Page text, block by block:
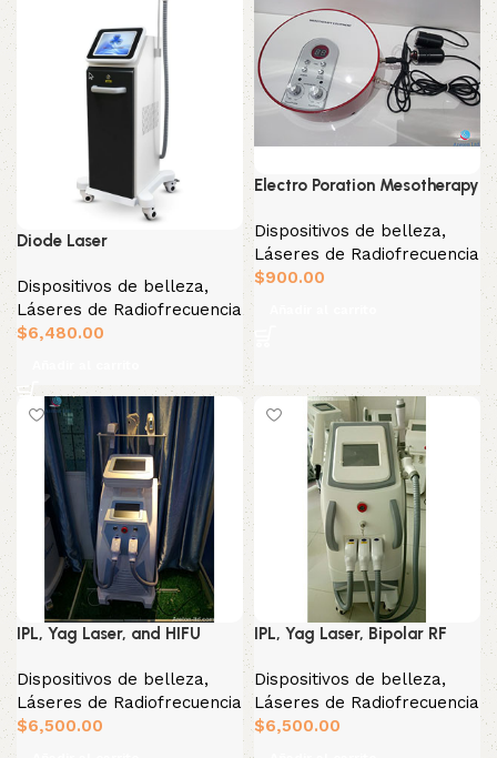
Diode Laser
Dispositivos de belleza,
Láseres de Radiofrecuencia
$6,480.00
Electro Poration Mesotherapy
Dispositivos de belleza,
Láseres de Radiofrecuencia
$900.00
IPL, Yag Laser, and HIFU
Dispositivos de belleza,
Láseres de Radiofrecuencia
$6,500.00
IPL, Yag Laser, Bipolar RF
Dispositivos de belleza,
Láseres de Radiofrecuencia
$6,500.00